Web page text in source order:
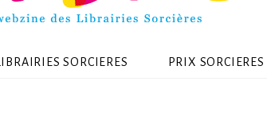
LIBRAIRIES SORCIERES PRIX SORCIERES